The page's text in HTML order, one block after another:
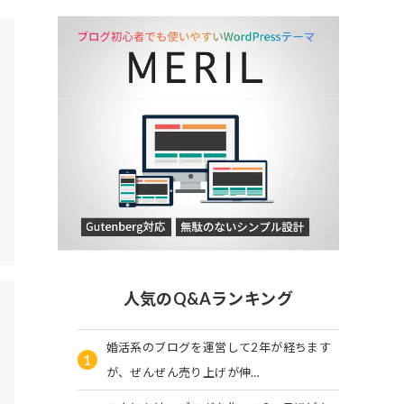
人気のQ&Aランキング
1
婚活系のブログを運営して2年が経ちます
が、ぜんぜん売り上げが伸…